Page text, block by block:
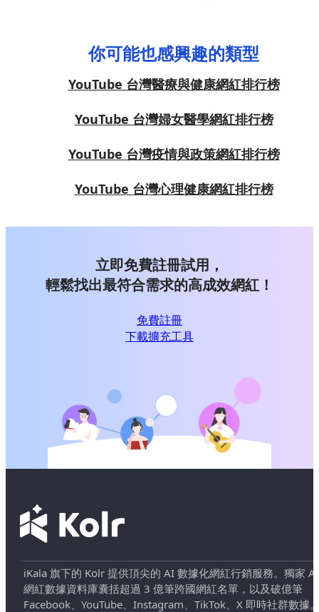
你可能也感興趣的類型
YouTube 台灣醫療與健康網紅排行榜
YouTube 台灣婦女醫學網紅排行榜
YouTube 台灣疫情與政策網紅排行榜
YouTube 台灣心理健康網紅排行榜
立即免費註冊試用，
輕鬆找出最符合需求的高成效網紅！
免費註冊
下載擴充工具
iKala 旗下的 Kolr 提供頂尖的 AI 數據化網紅行銷服務。獨家 AI
網紅數據資料庫囊括超過 3 億筆跨國網紅名單，以及破億筆
Facebook、YouTube、Instagram、TikTok、X 即時社群數據